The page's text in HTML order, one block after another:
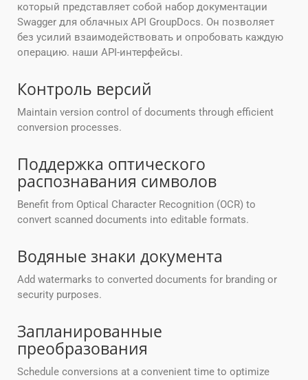
который представляет собой набор документации
Swagger для облачных API GroupDocs. Он позволяет
без усилий взаимодействовать и опробовать каждую
операцию. наши API-интерфейсы.
Контроль версий
Maintain version control of documents through efficient
conversion processes.
Поддержка оптического
распознавания символов
Benefit from Optical Character Recognition (OCR) to
convert scanned documents into editable formats.
Водяные знаки документа
Add watermarks to converted documents for branding or
security purposes.
Запланированные
преобразования
Schedule conversions at a convenient time to optimize